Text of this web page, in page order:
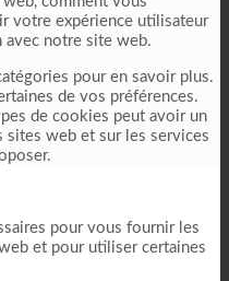
votre expérience utilisateur
notre site web.
pour en savoir plus.
de vos préférences.
de cookies peut avoir un
sites web et sur les services
pour vous fournir les
et pour utiliser certaines